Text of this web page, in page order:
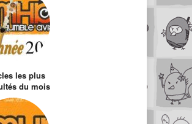
les plus
du mois
Décembre